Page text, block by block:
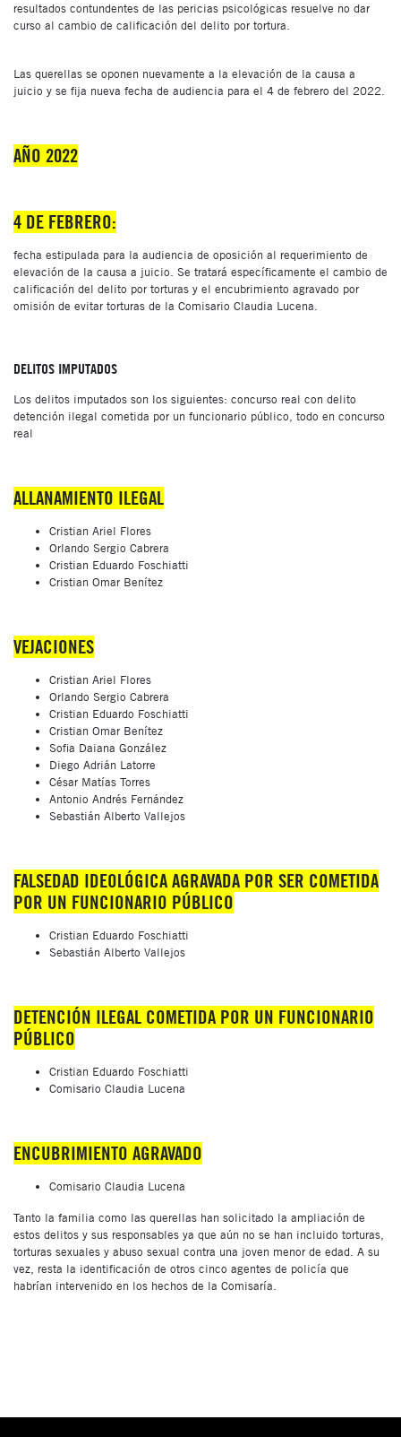
resultados contundentes de las pericias psicológicas resuelve no dar
curso al cambio de calificación del delito por tortura.
Las querellas se oponen nuevamente a la elevación de la causa a
juicio y se fija nueva fecha de audiencia para el 4 de febrero del 2022.
AÑO 2022
4 DE FEBRERO:
fecha estipulada para la audiencia de oposición al requerimiento de
elevación de la causa a juicio. Se tratará específicamente el cambio de
calificación del delito por torturas y el encubrimiento agravado por
omisión de evitar torturas de la Comisario Claudia Lucena.
DELITOS IMPUTADOS
Los delitos imputados son los siguientes: concurso real con delito
detención ilegal cometida por un funcionario público, todo en concurso
real
ALLANAMIENTO ILEGAL
Cristian Ariel Flores
Orlando Sergio Cabrera
Cristian Eduardo Foschiatti
Cristian Omar Benítez
VEJACIONES
Cristian Ariel Flores
Orlando Sergio Cabrera
Cristian Eduardo Foschiatti
Cristian Omar Benítez
Sofia Daiana González
Diego Adrián Latorre
César Matías Torres
Antonio Andrés Fernández
Sebastián Alberto Vallejos
FALSEDAD IDEOLÓGICA AGRAVADA POR SER COMETIDA
POR UN FUNCIONARIO PÚBLICO
Cristian Eduardo Foschiatti
Sebastián Alberto Vallejos
DETENCIÓN ILEGAL COMETIDA POR UN FUNCIONARIO
PÚBLICO
Cristian Eduardo Foschiatti
Comisario Claudia Lucena
ENCUBRIMIENTO AGRAVADO
Comisario Claudia Lucena
Tanto la familia como las querellas han solicitado la ampliación de
estos delitos y sus responsables ya que aún no se han incluido torturas,
torturas sexuales y abuso sexual contra una joven menor de edad. A su
vez, resta la identificación de otros cinco agentes de policía que
habrían intervenido en los hechos de la Comisaría.